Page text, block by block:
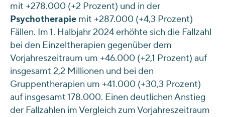
mit +278.000 (+2 Prozent) und in der
Psychotherapie mit +287.000 (+4,3 Prozent)
Fällen. Im 1. Halbjahr 2024 erhöhte sich die Fallzahl
bei den Einzeltherapien gegenüber dem
Vorjahreszeitraum um +46.000 (+2,1 Prozent) auf
insgesamt 2,2 Millionen und bei den
Gruppentherapien um +41.000 (+30,3 Prozent)
auf insgesamt 178.000. Einen deutlichen Anstieg
der Fallzahlen im Vergleich zum Vorjahreszeitraum